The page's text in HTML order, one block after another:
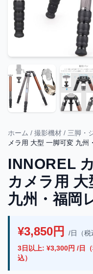
ホーム / 撮影機材 / 三脚・
メラ用 大型 一脚可変 九州
INNOREL
カメラ用
九州・福岡
¥3,850円
/日（税
3日以上: ¥3,300円 /日（
込）